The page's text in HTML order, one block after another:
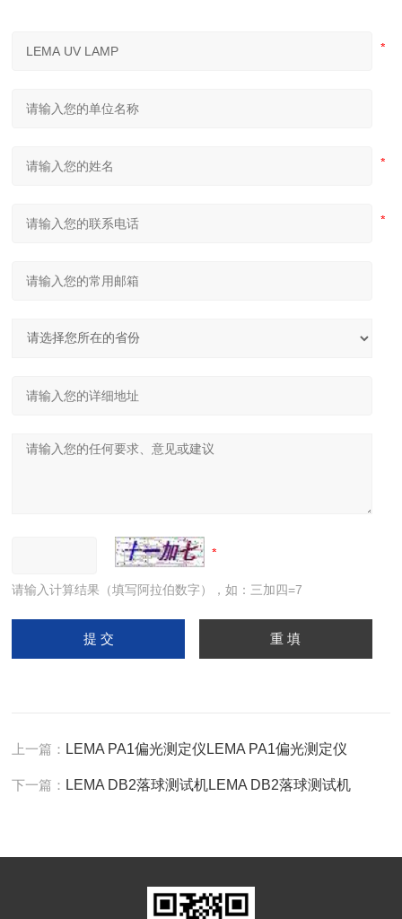
请输入计算结果（填写阿拉伯数字），如：三加四=7
上一篇： LEMA PA1偏光测定仪LEMA PA1偏光测定仪
下一篇： LEMA DB2落球测试机LEMA DB2落球测试机